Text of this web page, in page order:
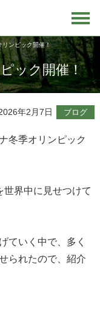
リンピック開催！
ック開催！
年2月7日 ブログ
冬季オリンピック
世界中に見せつけて
ていく中で、多く
られたので、紹介